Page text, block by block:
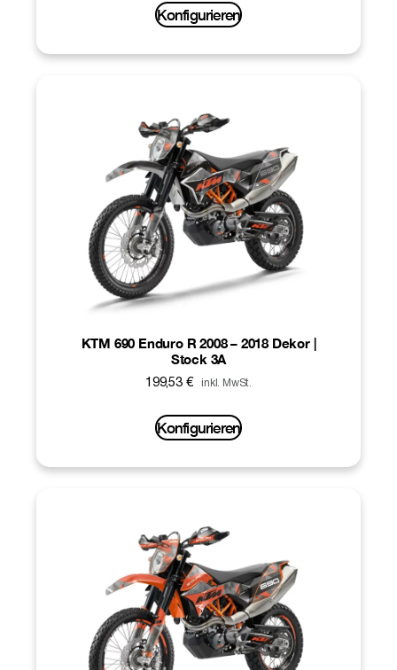
Konfigurieren
KTM 690 Enduro R 2008 – 2018 Dekor |
Stock 3A
199,53 € inkl. MwSt.
Konfigurieren